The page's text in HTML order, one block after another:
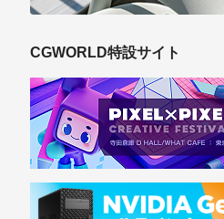
CGWORLD特設サイト